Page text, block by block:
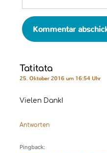
Tatitata
25. Oktober 2016 um 16:54 Uhr
Vielen Dank!
Antworten
Pingback: